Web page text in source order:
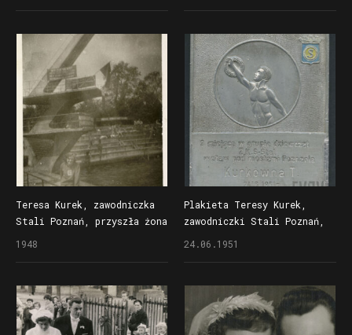
Teresa Kurek, zawodniczka
Stali Poznań, przyszła żona
Zygmunta Matysiaka,
1948
Plakieta Teresy Kurek,
zawodniczki Stali Poznań,
za zajęcie 3. miejsca
24.06.1951